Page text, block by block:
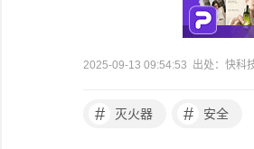
2025-09-13 09:54:53 出处：快科技
# 灭火器 # 安全